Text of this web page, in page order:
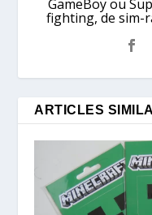
GameBoy ou
fighting, de sim-
ARTICLES